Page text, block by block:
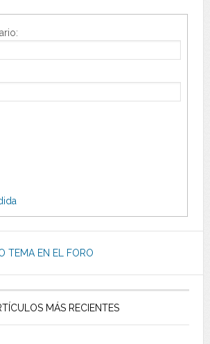
TEMA EN EL FORO
MÁS RECIENTES